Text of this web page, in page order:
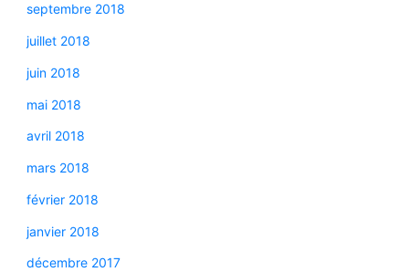
septembre 2018
juillet 2018
juin 2018
mai 2018
avril 2018
mars 2018
février 2018
janvier 2018
décembre 2017